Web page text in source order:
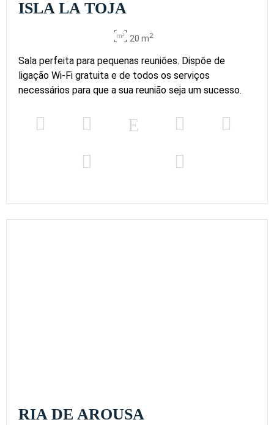
ISLA LA TOJA
20 m2
Sala perfeita para pequenas reuniões. Dispõe de
ligação Wi-Fi gratuita e de todos os serviços
necessários para que a sua reunião seja um sucesso.
RIA DE AROUSA